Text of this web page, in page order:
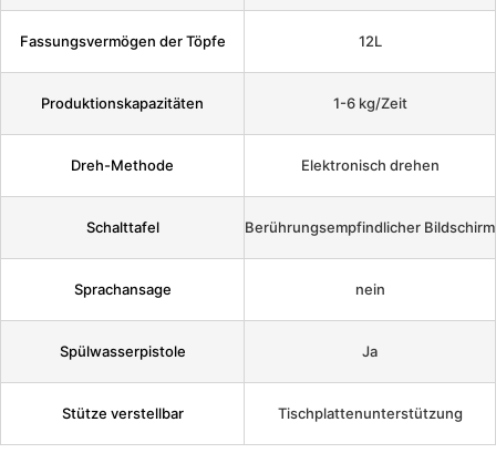
Fassungsvermögen der Töpfe 12L
Produktionskapazitäten 1-6 kg/Zeit
Dreh-Methode Elektronisch drehen
Schalttafel Berührungsempfindlicher Bildschirm
Sprachansage nein
Spülwasserpistole Ja
Stütze verstellbar Tischplattenunterstützung